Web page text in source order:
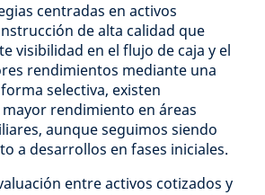
centradas en activos
de alta calidad que
visibilidad en el flujo de caja y el
rendimientos mediante una
selectiva, existen
rendimiento en áreas
aunque seguimos siendo
a desarrollos en fases iniciales.
entre activos cotizados y